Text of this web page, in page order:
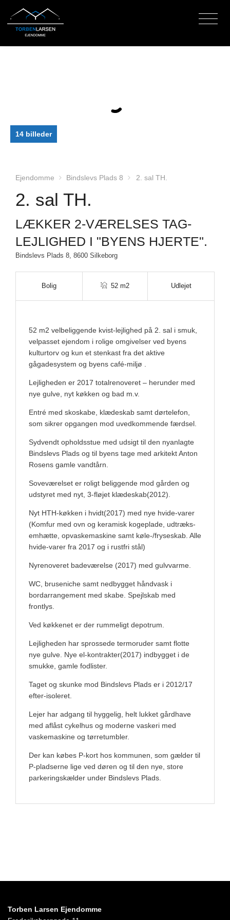
14 billeder
Ejendomme Bindslevs Plads 8 2. sal TH.
2. sal TH.
LÆKKER 2-VÆRELSES TAG-
LEJLIGHED I "BYENS HJERTE".
Bindslevs Plads 8, 8600 Silkeborg
Bolig 52 m2 Udlejet
52 m2 velbeliggende kvist-lejlighed på 2. sal i smuk,
velpasset ejendom i rolige omgivelser ved byens
kulturtorv og kun et stenkast fra det aktive
gågadesystem og byens café-miljø .
Lejligheden er 2017 totalrenoveret – herunder med
nye gulve, nyt køkken og bad m.v.
Entré med skoskabe, klædeskab samt dørtelefon,
som sikrer opgangen mod uvedkommende færdsel.
Sydvendt opholdsstue med udsigt til den nyanlagte
Bindslevs Plads og til byens tage med arkitekt Anton
Rosens gamle vandtårn.
Soveværelset er roligt beliggende mod gården og
udstyret med nyt, 3-fløjet klædeskab(2012).
Nyt HTH-køkken i hvidt(2017) med nye hvide-varer
(Komfur med ovn og keramisk kogeplade, udtræks-
emhætte, opvaskemaskine samt køle-/fryseskab. Alle
hvide-varer fra 2017 og i rustfri stål)
Nyrenoveret badeværelse (2017) med gulvvarme.
WC, bruseniche samt nedbygget håndvask i
bordarrangement med skabe. Spejlskab med
frontlys.
Ved køkkenet er der rummeligt depotrum.
Lejligheden har sprossede termoruder samt flotte
nye gulve. Nye el-kontrakter(2017) indbygget i de
smukke, gamle fodlister.
Taget og skunke mod Bindslevs Plads er i 2012/17
efter-isoleret.
Lejer har adgang til hyggelig, helt lukket gårdhave
med aflåst cykelhus og moderne vaskeri med
vaskemaskine og tørretumbler.
Der kan købes P-kort hos kommunen, som gælder til
P-pladserne lige ved døren og til den nye, store
parkeringskælder under Bindslevs Plads.
Torben Larsen Ejendomme